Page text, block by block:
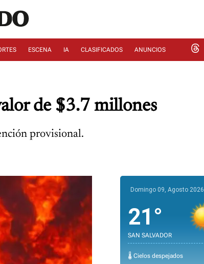
ESCENA IA CLASIFICADOS ANUNCIOS
de $3.7 millones
provisional.
Domingo 09, Agosto 2026
21°
SAN SALVADOR
🌡️ Cielos despejados